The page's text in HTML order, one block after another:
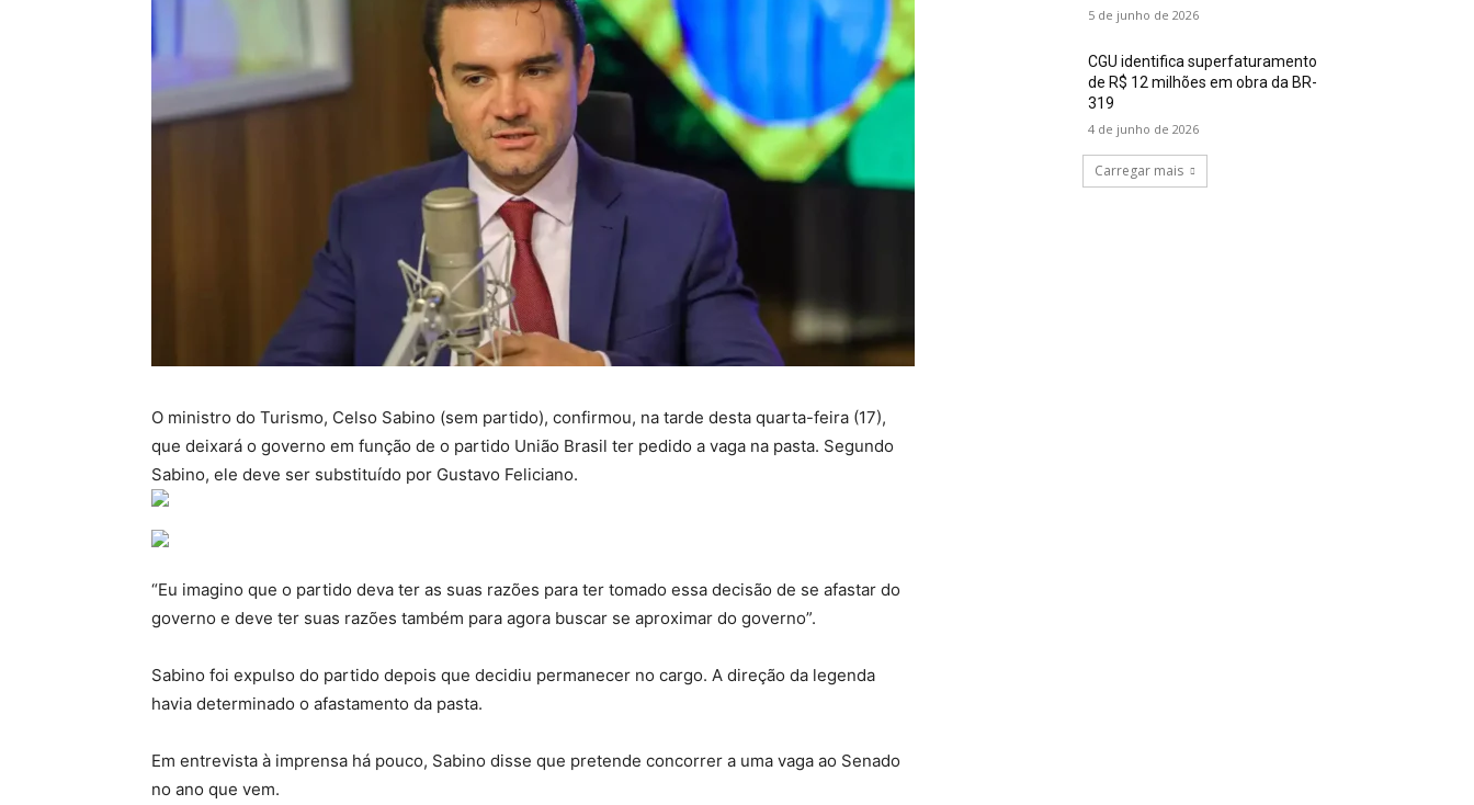
O ministro do Turismo, Celso Sabino (sem partido), confirmou, na tarde desta quarta-feira (17),
que deixará o governo em função de o partido União Brasil ter pedido a vaga na pasta. Segundo
Sabino, ele deve ser substituído por Gustavo Feliciano.
“Eu imagino que o partido deva ter as suas razões para ter tomado essa decisão de se afastar do
governo e deve ter suas razões também para agora buscar se aproximar do governo”.
Sabino foi expulso do partido depois que decidiu permanecer no cargo. A direção da legenda
havia determinado o afastamento da pasta.
Em entrevista à imprensa há pouco, Sabino disse que pretende concorrer a uma vaga ao Senado
no ano que vem.
5 de junho de 2026
CGU identifica superfaturamento
de R$ 12 milhões em obra da BR-
319
4 de junho de 2026
Carregar mais